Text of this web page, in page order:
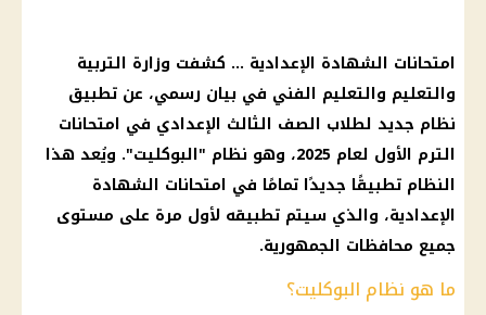
امتحانات الشهادة الإعدادية … كشفت وزارة التربية
والتعليم والتعليم الفني في بيان رسمي، عن تطبيق
نظام جديد لطلاب الصف الثالث الإعدادي في امتحانات
الترم الأول لعام 2025، وهو نظام " البوكليت". ويُعد هذا
النظام تطبيقًا جديدًا تمامًا في امتحانات الشهادة
الإعدادية، والذي سيتم تطبيقه لأول مرة على مستوى
جميع محافظات الجمهورية.
ما هو نظام البوكليت؟